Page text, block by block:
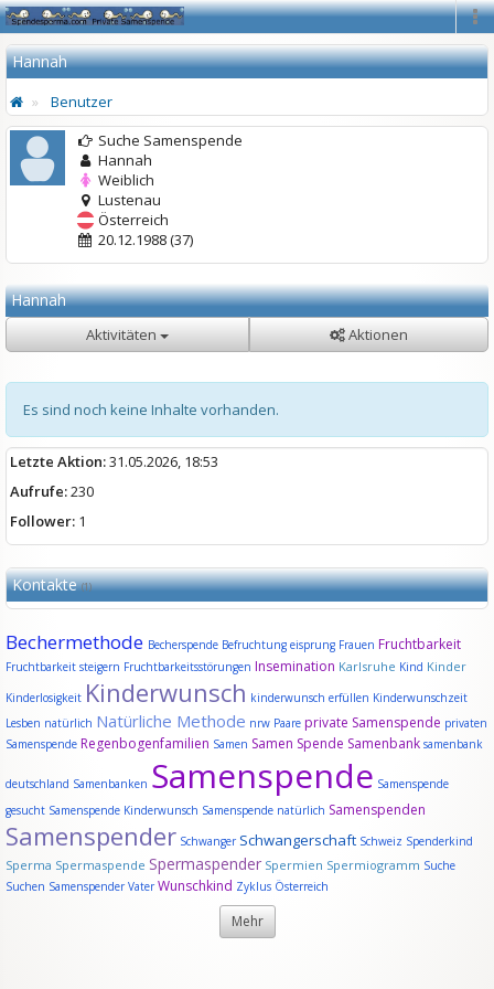
Hannah
Benutzer
Suche Samenspende
Hannah
Weiblich
Lustenau
Österreich
20.12.1988 (37)
Hannah
Aktivitäten Aktionen
Es sind noch keine Inhalte vorhanden.
Letzte Aktion:31.05.2026, 18:53
Aufrufe:230
Follower: 1
Kontakte(1)
Bechermethode Becherspende Befruchtung eisprung Frauen Fruchtbarkeit
Fruchtbarkeit steigern Fruchtbarkeitsstörungen Insemination Karlsruhe Kind Kinder
Kinderlosigkeit Kinderwunsch kinderwunsch erfüllen Kinderwunschzeit
Lesben natürlich Natürliche Methode nrw Paare private Samenspende privaten
Samenspende Regenbogenfamilien Samen Samen Spende Samenbank samenbank
deutschland Samenbanken Samenspende Samenspende
gesucht Samenspende Kinderwunsch Samenspende natürlich Samenspenden
Samenspender Schwanger Schwangerschaft Schweiz Spenderkind
Sperma Spermaspende Spermaspender Spermien Spermiogramm Suche
Suchen Samenspender VaterWunschkind Zyklus Österreich
Mehr